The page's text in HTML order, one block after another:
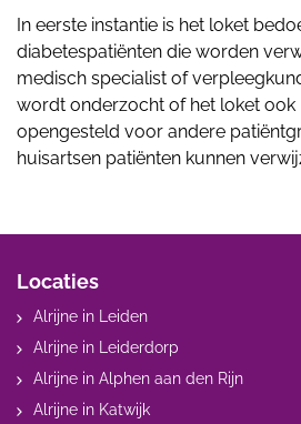
In eerste instantie is het loket
diabetespatiënten die worden
medisch specialist of
wordt onderzocht of het loket ook
opengesteld voor andere
huisartsen patiënten kunnen
Locaties
Alrijne in Leiden
Alrijne in Leiderdorp
Alrijne in Alphen aan den Rijn
Alrijne in Katwijk